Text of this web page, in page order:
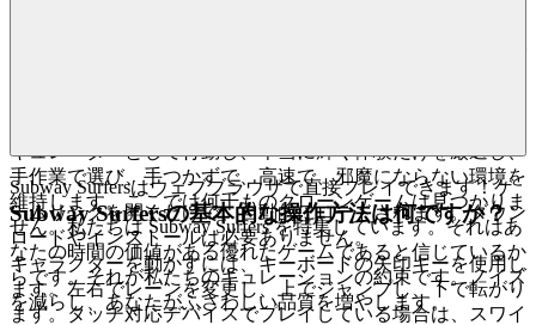
キュレーターとして行動し、本当に輝く体験だけを厳選し、
手作業で選び、手つかずで、高速で、邪魔にならない環境を
維持します。ここでは何千ものクローンゲームは見つかりま
せん。私たちは Subway Surfers を特集しています。それはあ
なたの時間の価値がある優れたゲームであると信じているか
らです。それが私たちのキュレーションの約束です。ノイズ
を減らし、あなたがふさわしい品質を増やします。
Subway Surfersはウェブブラウザで直接プレイできます！ゲ
ームリンクを開くだけで、自動的にロードされます。ダウン
ロードやインストールは必要ありません。
Subway Surfersの基本的な操作方法は何ですか？
キャラクターを動かすには、キーボードの矢印キーを使用し
ます。左右でレーンを変更し、上でジャンプし、下で転がり
ます。タッチ対応デバイスでプレイしている場合は、スワイ